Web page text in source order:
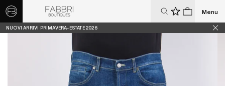
0 0
Menu
NUOVI ARRIVI PRIMAVERA-ESTATE 2026